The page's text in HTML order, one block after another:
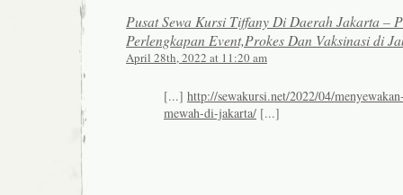
Pusat Sewa Kursi Tiffany Di Daerah Jakarta –
Perlengkapan Event,Prokes Dan Vaksinasi di
April 28th, 2022 at 11:20 am
[...] http://sewakursi.net/2022/04/
mewah-di-jakarta/ [...]